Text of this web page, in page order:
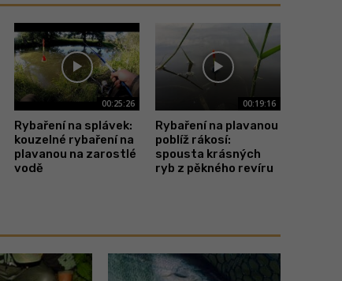
00:25:26
Rybaření na splávek:
kouzelné rybaření na
plavanou na zarostlé
vodě
00:19:16
Rybaření na plavanou
poblíž rákosí:
spousta krásných
ryb z pěkného revíru